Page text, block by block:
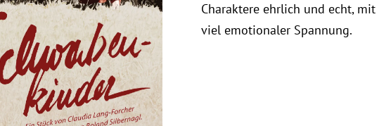
Charaktere ehrlich und echt, mit
viel emotionaler Spannung.